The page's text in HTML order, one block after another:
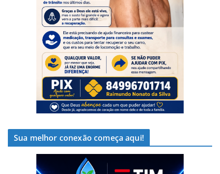
Sua melhor conexão começa aqui!